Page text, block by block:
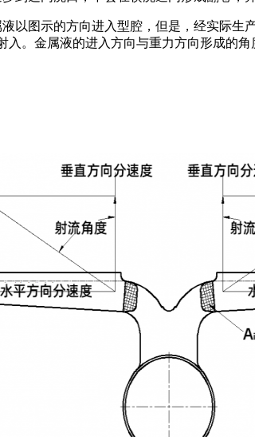
以图示的方向进入型腔，但是，经实际
。金属液的进入方向与重力方向形成的角